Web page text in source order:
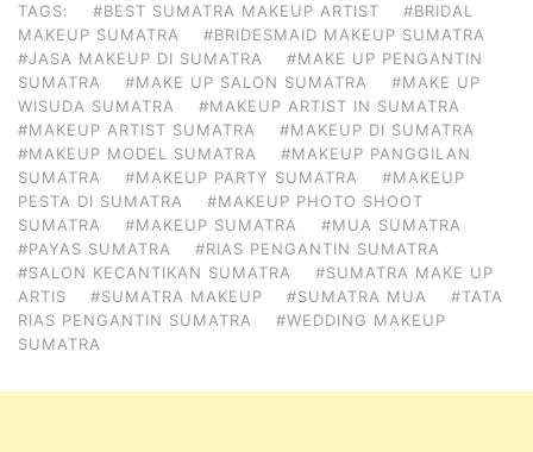
TAGS: #BEST SUMATRA MAKEUP ARTIST
#BRIDAL
MAKEUP SUMATRA
#BRIDESMAID MAKEUP SUMATRA
#JASA MAKEUP DI SUMATRA
#MAKE UP PENGANTIN
SUMATRA
#MAKE UP SALON SUMATRA
#MAKE UP
WISUDA SUMATRA
#MAKEUP ARTIST IN SUMATRA
#MAKEUP ARTIST SUMATRA
#MAKEUP DI SUMATRA
#MAKEUP MODEL SUMATRA
#MAKEUP PANGGILAN
SUMATRA
#MAKEUP PARTY SUMATRA
#MAKEUP
PESTA DI SUMATRA
#MAKEUP PHOTO SHOOT
SUMATRA
#MAKEUP SUMATRA
#MUA SUMATRA
#PAYAS SUMATRA
#RIAS PENGANTIN SUMATRA
#SALON KECANTIKAN SUMATRA
#SUMATRA MAKE UP
ARTIS
#SUMATRA MAKEUP #SUMATRA MUA
#TATA
RIAS PENGANTIN SUMATRA
#WEDDING MAKEUP
SUMATRA